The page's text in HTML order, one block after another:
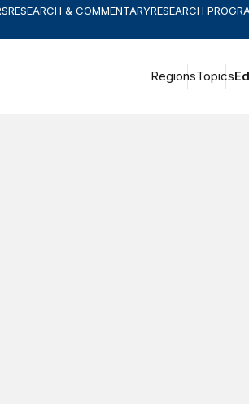
RESEARCH
RESEARCH & COMMENTARY
Topics
Regions